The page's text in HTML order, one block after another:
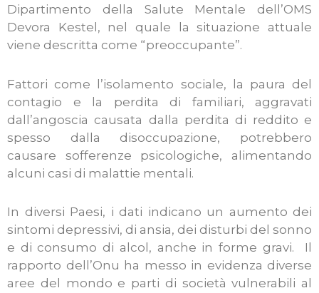
Dipartimento della Salute Mentale dell’OMS
Devora Kestel, nel quale la situazione attuale
viene descritta come “preoccupante”.
Fattori come l’isolamento sociale, la paura del
contagio e la perdita di familiari, aggravati
dall’angoscia causata dalla perdita di reddito e
spesso dalla disoccupazione, potrebbero
causare sofferenze psicologiche, alimentando
alcuni casi di malattie mentali.
In diversi Paesi, i dati indicano un aumento dei
sintomi depressivi, di ansia, dei disturbi del sonno
e di consumo di alcol, anche in forme gravi. Il
rapporto dell’Onu ha messo in evidenza diverse
aree del mondo e parti di società vulnerabili al